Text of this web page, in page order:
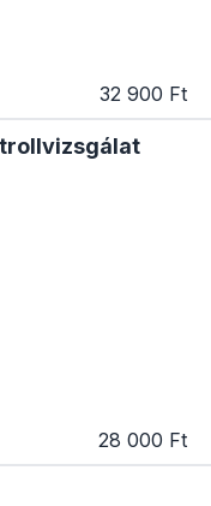
32 900 Ft
28 000 Ft